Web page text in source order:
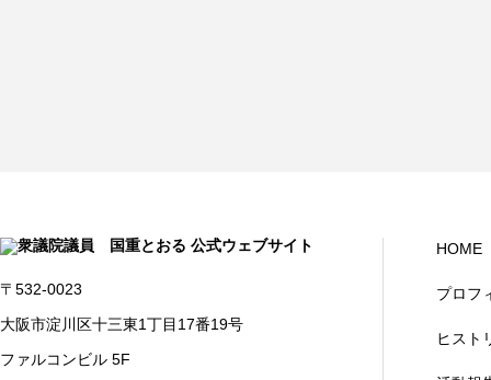
〒532-0023
大阪市淀川区十三東1丁目17番19号
ファルコンビル 5F
HOME
プロフ
ヒスト